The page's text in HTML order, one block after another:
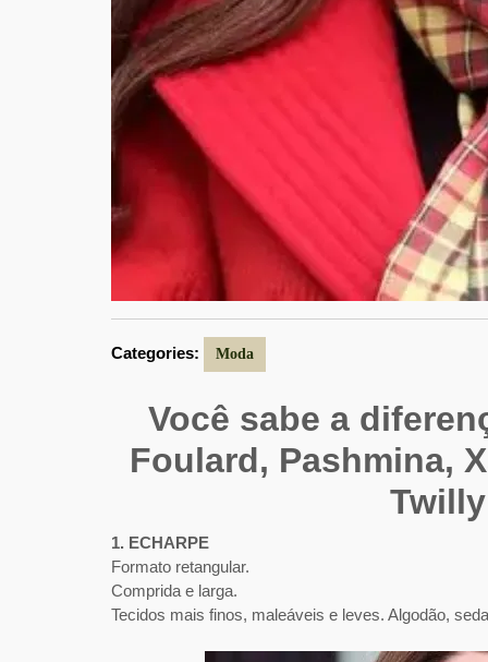
Categories: Moda
Você sabe a
Foulard, Pashmina,
1. ECHARPE
Formato retangular.
Comprida e larga.
Tecidos mais finos, maleáveis e leves. Algodão,